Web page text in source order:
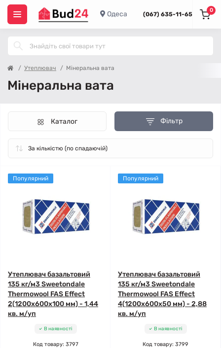
Одеса (067) 635-11-65
0
Утеплювач Мінеральна вата
Мінеральна вата
Фільтр
Каталог
Популярний
Утеплювач базальтовий
135 кг/м3 Sweetondale
Thermowool FAS Effect
2(1200x600x100 мм) - 1,44
кв. м/уп
В наявності
Код товару: 3797
Популярний
Утеплювач базальтовий
135 кг/м3 Sweetondale
Thermowool FAS Effect
4(1200x600x50 мм) - 2,88
кв. м/уп
В наявності
Код товару: 3799